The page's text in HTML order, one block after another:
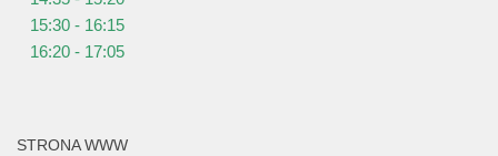
15:30 - 16:15
16:20 - 17:05
STRONA WWW